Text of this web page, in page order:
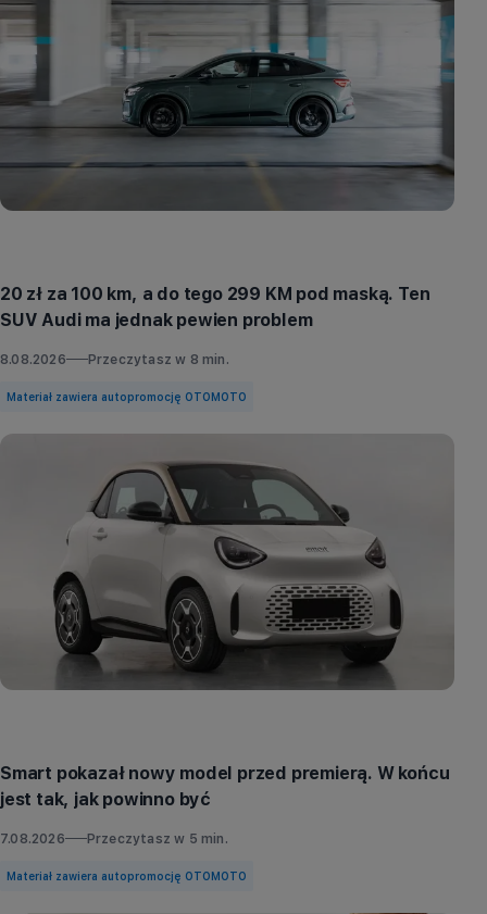
20 zł za 100 km, a do tego 299 KM pod maską. Ten
SUV Audi ma jednak pewien problem
8.08.2026 Przeczytasz w 8 min.
Materiał zawiera autopromocję OTOMOTO
Smart pokazał nowy model przed premierą. W końcu
jest tak, jak powinno być
7.08.2026 Przeczytasz w 5 min.
Materiał zawiera autopromocję OTOMOTO